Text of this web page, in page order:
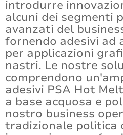
introdurre
alcuni dei segmenti
avanzati del
fornendo adesivi ad
per applicazioni
nastri. Le nostre
comprendono
adesivi PSA Hot
a base acquosa e
nostro business
tradizionale politica